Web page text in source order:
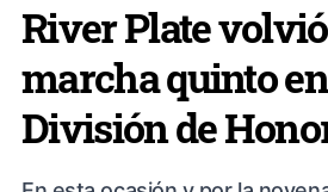
River Plate
marcha quinto
División de